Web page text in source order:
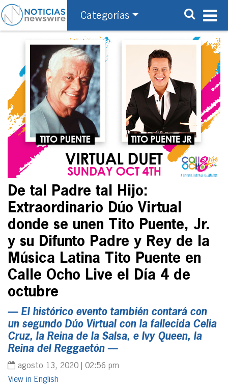
Categorías
De tal Padre tal Hijo:
Extraordinario Dúo Virtual
donde se unen Tito Puente, Jr.
y su Difunto Padre y Rey de la
Música Latina Tito Puente en
Calle Ocho Live el Día 4 de
octubre
— El histórico evento también contará con
un segundo Dúo Virtual con la fallecida Celia
Cruz, la Reina de la Salsa, e Ivy Queen, la
Reina del Reggaetón —
agosto 13, 2020 | 02:56 pm
English